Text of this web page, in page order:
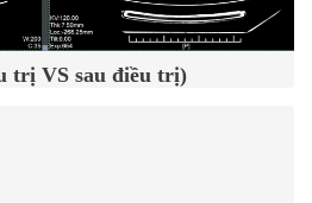
trị VS sau điều trị)